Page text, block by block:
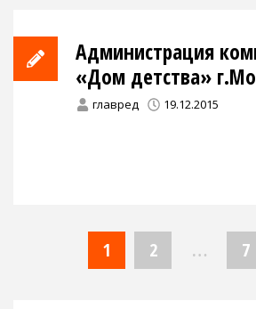
Администрация
«Дом детства»
главред 19.12.2015
1 2 … 7